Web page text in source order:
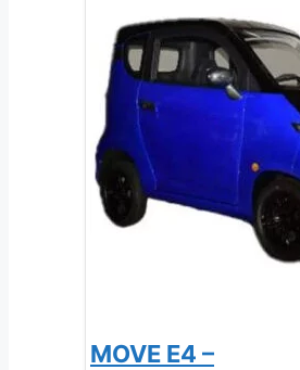
MOVE E4 –